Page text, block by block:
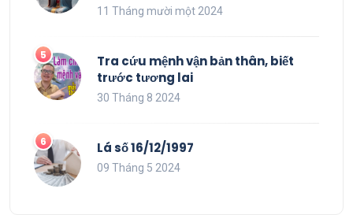
11 Tháng mười một 2024
Tra cứu mệnh vận bản thân, biết
trước tương lai
30 Tháng 8 2024
Lá số 16/12/1997
09 Tháng 5 2024